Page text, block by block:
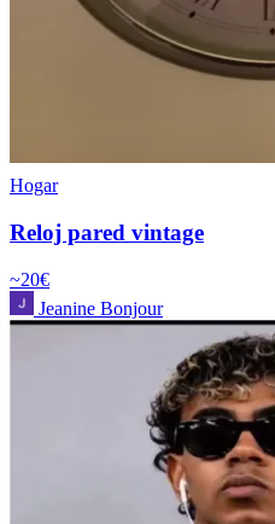
Hogar
Reloj pared vintage
~20€
Jeanine Bonjour